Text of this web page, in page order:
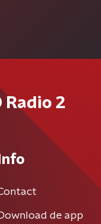
Radio 2
Info
de app